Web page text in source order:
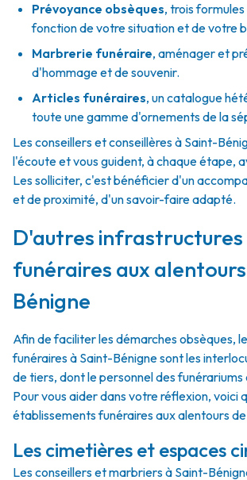
Prévoyance obsèques, trois formules
fonction de votre situation et de votre
Marbrerie funéraire, aménager et
d'hommage et de souvenir.
Articles funéraires, un catalogue
toute une gamme d'ornements de la
Les conseillers et conseillères à Saint-
l'écoute et vous guident, à chaque étape,
Les solliciter, c'est bénéficier d'un
et de proximité, d'un savoir-faire adapté.
D'autres infrastructures
funéraires aux
Bénigne
Afin de faciliter les démarches obsèques,
funéraires à Saint-Bénigne sont les
de tiers, dont le personnel des
Pour vous aider dans votre réflexion, voici
établissements funéraires aux alentours
Les cimetières et espaces
Les conseillers et marbriers à Saint-